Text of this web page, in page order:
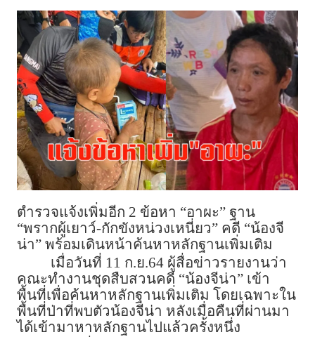
ตำรวจแจ้งเพิ่มอีก 2 ข้อหา “อาผะ” ฐาน
“พรากผู้เยาว์-กักขังหน่วงเหนี่ยว” คดี “น้องจี
น่า” พร้อมเดินหน้าค้นหาหลักฐานเพิ่มเติม
เมื่อวันที่ 11 ก.ย.64 ผู้สื่อข่าวรายงานว่า
คณะทำงานชุดสืบสวนคดี “น้องจีน่า” เข้า
พื้นที่เพื่อค้นหาหลักฐานเพิ่มเติม โดยเฉพาะใน
พื้นที่ป่าที่พบตัวน้องจีน่า หลังเมื่อคืนที่ผ่านมา
ได้เข้ามาหาหลักฐานไปแล้วครั้งหนึ่ง